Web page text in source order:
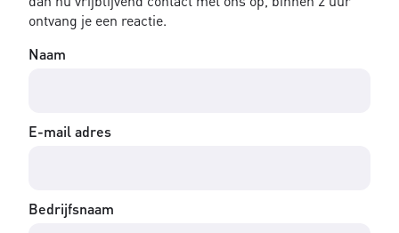
ontvang je een reactie.
Naam
E-mail adres
Bedrijfsnaam